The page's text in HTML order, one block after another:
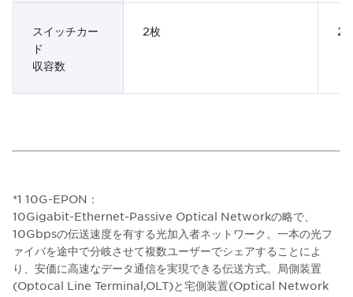
スイッチカー
ド
収容数
2枚 2
*1 10G-EPON：
10Gigabit-Ethernet-Passive Optical Networkの略で、
10Gbpsの伝送速度を有する光加入者ネットワーク。一本の光フ
ァイバを途中で分岐させて複数ユーザーでシェアすることによ
り、安価に高速なデータ通信を実現できる伝送方式。局側装置
(Optocal Line Terminal,OLT)と宅側装置(Optical Network